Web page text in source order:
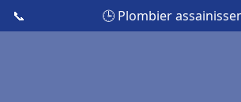
📞 🕒 Plombier